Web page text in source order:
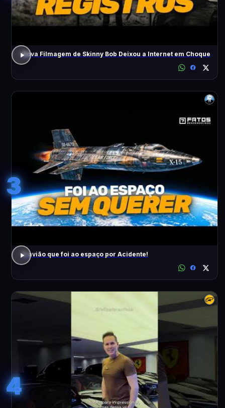
Nova Filmagem de Skinny Bob Deixou a Internet em Choque
3
O avião que foi ao espaço por Acidente!
4